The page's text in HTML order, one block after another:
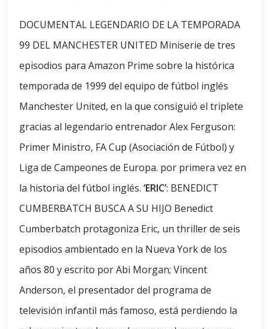
DOCUMENTAL LEGENDARIO DE LA TEMPORADA
99 DEL MANCHESTER UNITED Miniserie de tres
episodios para Amazon Prime sobre la histórica
temporada de 1999 del equipo de fútbol inglés
Manchester United, en la que consiguió el triplete
gracias al legendario entrenador Alex Ferguson:
Primer Ministro, FA Cup (Asociación de Fútbol) y
Liga de Campeones de Europa. por primera vez en
la historia del fútbol inglés. ‘ERIC’: BENEDICT
CUMBERBATCH BUSCA A SU HIJO Benedict
Cumberbatch protagoniza Eric, un thriller de seis
episodios ambientado en la Nueva York de los
años 80 y escrito por Abi Morgan; Vincent
Anderson, el presentador del programa de
televisión infantil más famoso, está perdiendo la